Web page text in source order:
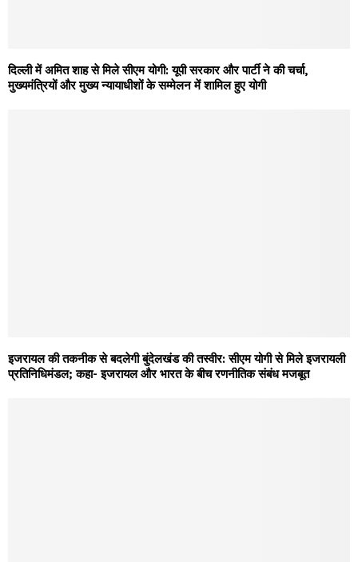
दिल्ली में अमित शाह से मिले सीएम योगी: यूपी सरकार और पार्टी ने की चर्चा,
मुख्यमंत्रियों और मुख्य न्यायाधीशों के सम्मेलन में शामिल हुए योगी
इजरायल की तकनीक से बदलेगी बुंदेलखंड की तस्वीर: सीएम योगी से मिले इजरायली
प्रतिनिधिमंडल; कहा- इजरायल और भारत के बीच रणनीतिक संबंध मजबूत